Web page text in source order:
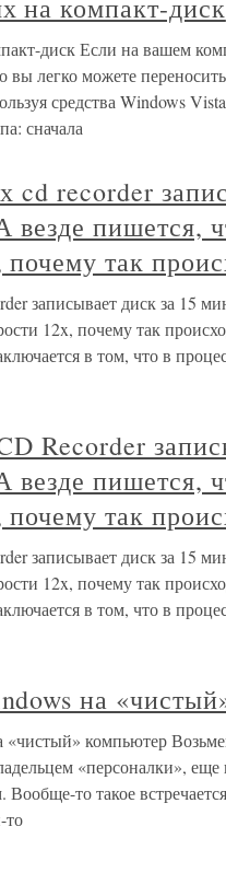
на компакт-диск
диск Если на вашем
вы легко можете
средства Windows
сначала
cd recorder
везде пишется,
так
записывает диск за 15
12x, почему так
в том, что в
Recorder
везде пишется,
так
записывает диск за 15
12x, почему так
в том, что в
на
«чистый» компьютер
«персоналки»,
то такое
то